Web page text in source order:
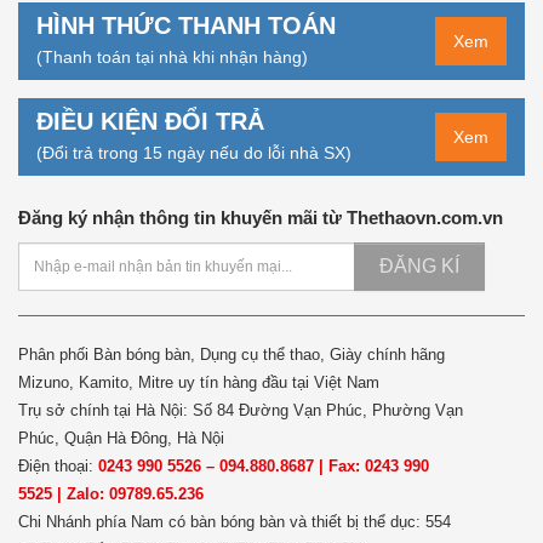
HÌNH THỨC THANH TOÁN
(Thanh toán tại nhà khi nhận hàng)
Xem
ĐIỀU KIỆN ĐỔI TRẢ
(Đổi trả trong 15 ngày nếu do lỗi nhà SX)
Xem
Đăng ký nhận thông tin khuyến mãi từ Thethaovn.com.vn
ĐĂNG KÍ
Phân phối Bàn bóng bàn, Dụng cụ thể thao, Giày chính hãng
Mizuno, Kamito, Mitre uy tín hàng đầu tại Việt Nam
Trụ sở chính tại Hà Nội: Số 84 Đường Vạn Phúc, Phường Vạn
Phúc, Quận Hà Đông, Hà Nội
Điện thoại: 0243 990 5526 – 094.880.8687 | Fax: 0243 990
5525 | Zalo: 09789.65.236
Chi Nhánh phía Nam có bàn bóng bàn và thiết bị thể dục: 554